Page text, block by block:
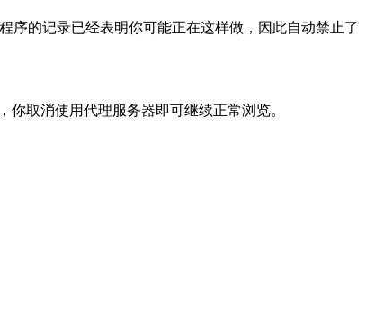
序的记录已经表明你可能正在这样做，因此自动禁止了
取消使用代理服务器即可继续正常浏览。